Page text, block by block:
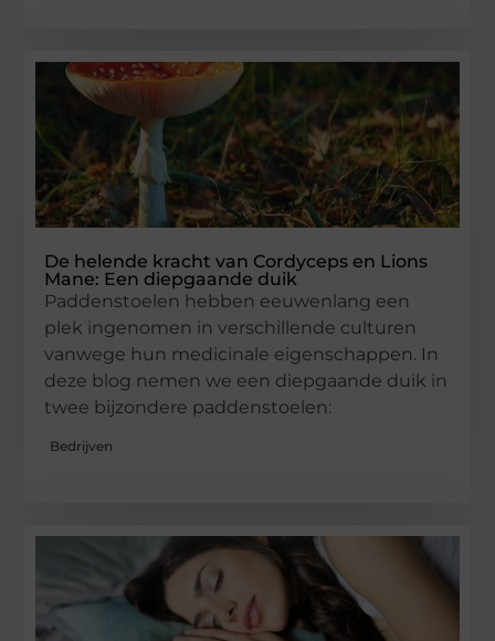
De helende kracht van Cordyceps en Lions
Mane: Een diepgaande duik
Paddenstoelen hebben eeuwenlang een
plek ingenomen in verschillende culturen
vanwege hun medicinale eigenschappen. In
deze blog nemen we een diepgaande duik in
twee bijzondere paddenstoelen:
Bedrijven